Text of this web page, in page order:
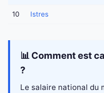
10 Istres
📊 Comment est
?
Le salaire national du